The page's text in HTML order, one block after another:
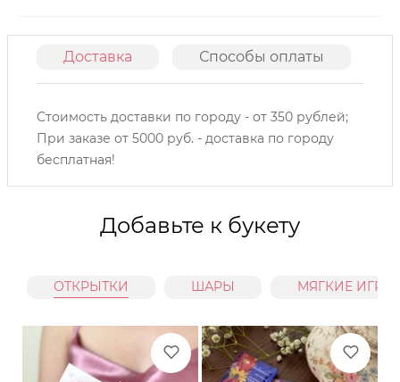
Доставка Способы оплаты
Стоимость доставки по городу - от 350 рублей;
При заказе от 5000 руб. - доставка по городу
бесплатная!
Добавьте к букету
ОТКРЫТКИ ШАРЫ МЯГКИЕ